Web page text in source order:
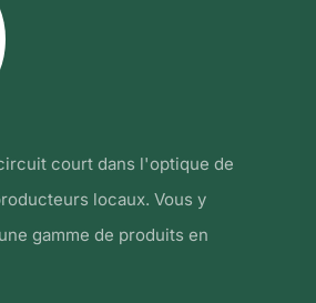
court dans l'optique de
locaux. Vous y
gamme de produits en